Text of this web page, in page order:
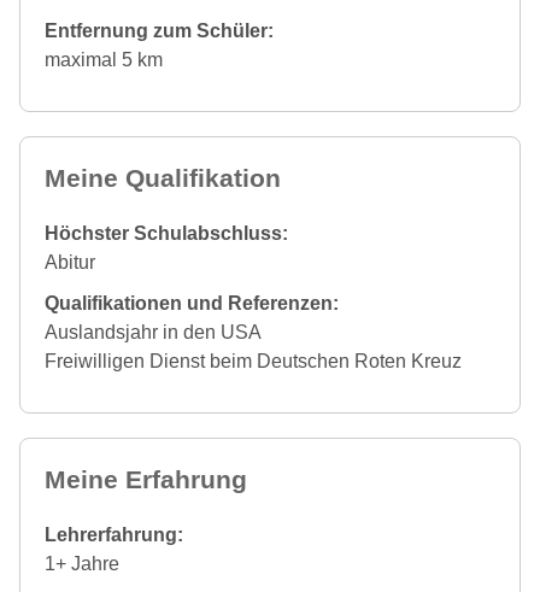
Entfernung zum Schüler:
maximal 5 km
Meine Qualifikation
Höchster Schulabschluss:
Abitur
Qualifikationen und Referenzen:
Auslandsjahr in den USA
Freiwilligen Dienst beim Deutschen Roten Kreuz
Meine Erfahrung
Lehrerfahrung:
1+ Jahre